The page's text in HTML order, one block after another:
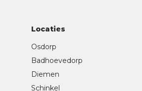
Locaties
Osdorp
Badhoevedorp
Diemen
Schinkel